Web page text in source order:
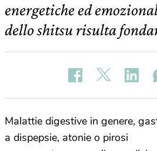
energetiche ed
dello shitsu risulta
Malattie digestive in genere,
a dispepsie, atonie o pirosi